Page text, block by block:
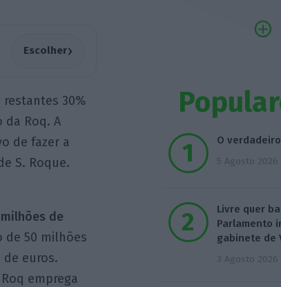
Escolher›
30%
Roq. A
de fazer a
S. Roque.
de
de 50 milhões
de euros.
emprega
O
5 Agosto 2026
Livre quer
Parlamento
gabinete de
3 Agosto 2026